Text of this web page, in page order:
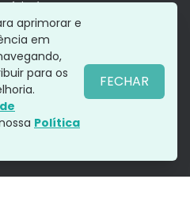
é no tempo presente,
Aratu.
aprimorar e
em
para os
Política
FECHAR